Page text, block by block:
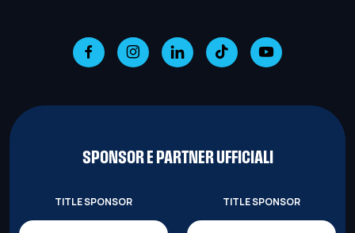
SPONSOR E PARTNER UFFICIALI
TITLE SPONSOR TITLE SPONSOR